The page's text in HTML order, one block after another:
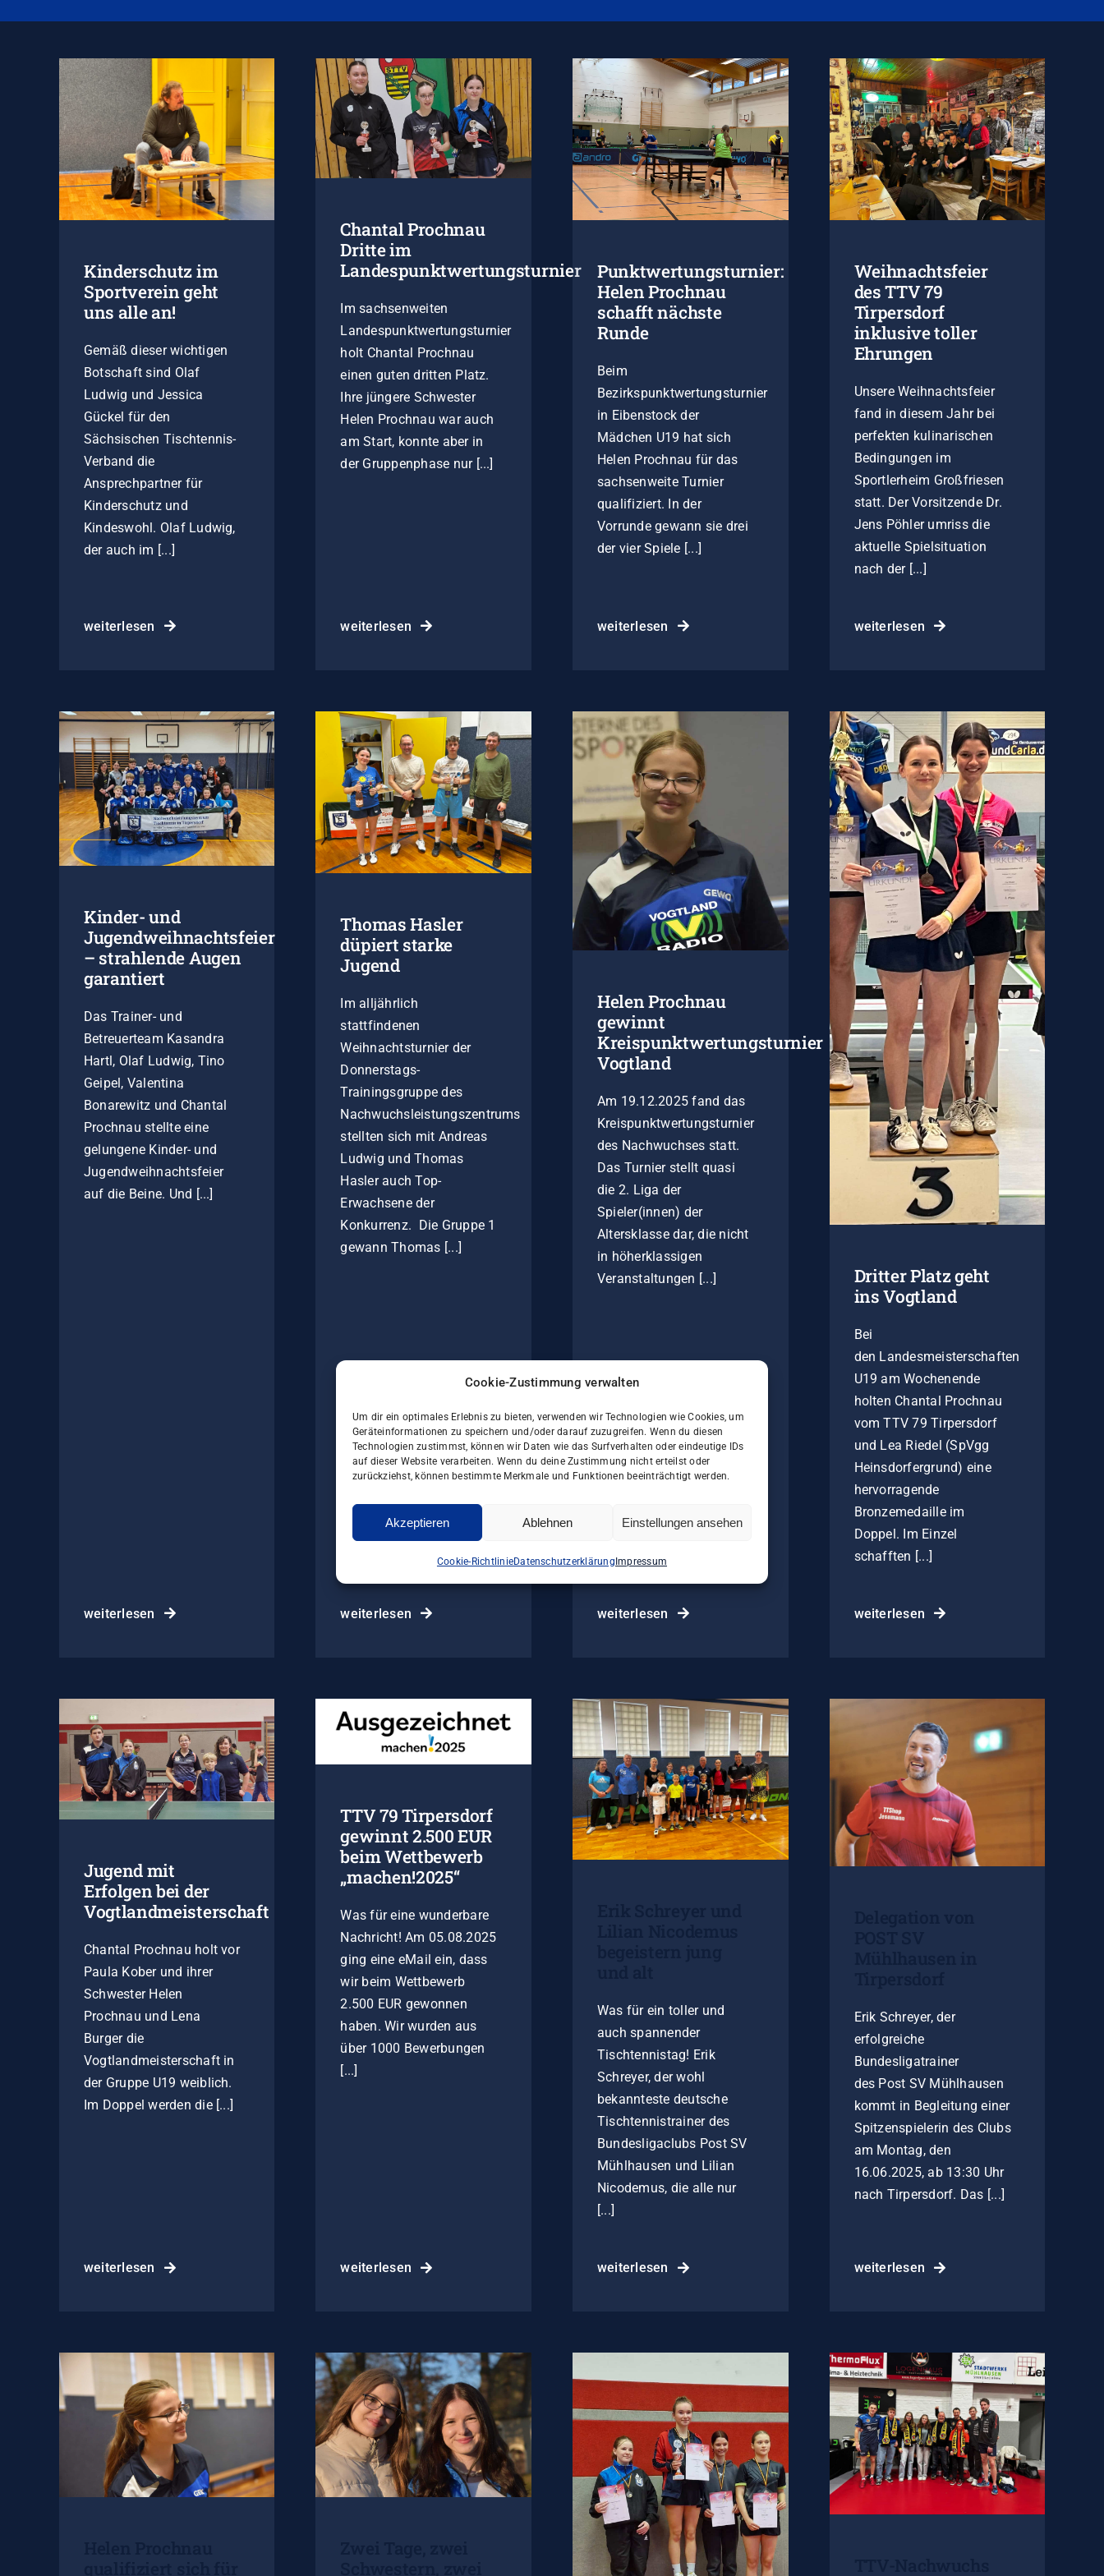
Cookie-Zustimmung verwalten
Um dir ein optimales Erlebnis zu bieten, verwenden wir Technologien wie Cookies, um
Geräteinformationen zu speichern und/oder darauf zuzugreifen. Wenn du diesen
Technologien zustimmst, können wir Daten wie das Surfverhalten oder eindeutige IDs
auf dieser Website verarbeiten. Wenn du deine Zustimmung nicht erteilst oder
zurückziehst, können bestimmte Merkmale und Funktionen beeinträchtigt werden.
Akzeptieren Ablehnen Einstellungen ansehen
Cookie-RichtlinieDatenschutzerklärung Impressum
Kinderschutz im
Sportverein geht
uns alle an!
Gemäß dieser wichtigen
Botschaft sind Olaf
Ludwig und Jessica
Gückel für den
Sächsischen Tischtennis-
Verband die
Ansprechpartner für
Kinderschutz und
Kindeswohl. Olaf Ludwig,
der auch im [...]
weiterlesen
Chantal Prochnau
Dritte im
Landespunktwertungsturnier
Im sachsenweiten
Landespunktwertungsturnier
holt Chantal Prochnau
einen guten dritten Platz.
Ihre jüngere Schwester
Helen Prochnau war auch
am Start, konnte aber in
der Gruppenphase nur [...]
weiterlesen
Punktwertungsturnier:
Helen Prochnau
schafft nächste
Runde
Beim
Bezirkspunktwertungsturnier
in Eibenstock der
Mädchen U19 hat sich
Helen Prochnau für das
sachsenweite Turnier
qualifiziert. In der
Vorrunde gewann sie drei
der vier Spiele [...]
weiterlesen
Weihnachtsfeier
des TTV 79
Tirpersdorf
inklusive toller
Ehrungen
Unsere Weihnachtsfeier
fand in diesem Jahr bei
perfekten kulinarischen
Bedingungen im
Sportlerheim Großfriesen
statt. Der Vorsitzende Dr.
Jens Pöhler umriss die
aktuelle Spielsituation
nach der [...]
weiterlesen
Kinder- und
Jugendweihnachtsfeier
– strahlende Augen
garantiert
Das Trainer- und
Betreuerteam Kasandra
Hartl, Olaf Ludwig, Tino
Geipel, Valentina
Bonarewitz und Chantal
Prochnau stellte eine
gelungene Kinder- und
Jugendweihnachtsfeier
auf die Beine. Und [...]
weiterlesen
Thomas Hasler
düpiert starke
Jugend
Im alljährlich
stattfindenen
Weihnachtsturnier der
Donnerstags-
Trainingsgruppe des
Nachwuchsleistungszentrums
stellten sich mit Andreas
Ludwig und Thomas
Hasler auch Top-
Erwachsene der
Konkurrenz. Die Gruppe 1
gewann Thomas [...]
weiterlesen
Helen Prochnau
gewinnt
Kreispunktwertungsturnier
Vogtland
Am 19.12.2025 fand das
Kreispunktwertungsturnier
des Nachwuchses statt.
Das Turnier stellt quasi
die 2. Liga der
Spieler(innen) der
Altersklasse dar, die nicht
in höherklassigen
Veranstaltungen [...]
weiterlesen
Dritter Platz geht
ins Vogtland
Bei
den Landesmeisterschaften
U19 am Wochenende
holten Chantal Prochnau
vom TTV 79 Tirpersdorf
und Lea Riedel (SpVgg
Heinsdorfergrund) eine
hervorragende
Bronzemedaille im
Doppel. Im Einzel
schafften [...]
weiterlesen
Jugend mit
Erfolgen bei der
Vogtlandmeisterschaft
Chantal Prochnau holt vor
Paula Kober und ihrer
Schwester Helen
Prochnau und Lena
Burger die
Vogtlandmeisterschaft in
der Gruppe U19 weiblich.
Im Doppel werden die [...]
weiterlesen
TTV 79 Tirpersdorf
gewinnt 2.500 EUR
beim Wettbewerb
„machen!2025“
Was für eine wunderbare
Nachricht! Am 05.08.2025
ging eine eMail ein, dass
wir beim Wettbewerb
2.500 EUR gewonnen
haben. Wir wurden aus
über 1000 Bewerbungen
[...]
weiterlesen
Was für ein toller und
auch spannender
Tischtennistag! Erik
Schreyer, der wohl
bekannteste deutsche
Tischtennistrainer des
Bundesligaclubs Post SV
Mühlhausen und Lilian
Nicodemus, die alle nur
[...]
weiterlesen
Erik Schreyer, der
erfolgreiche
Bundesligatrainer
des Post SV Mühlhausen
kommt in Begleitung einer
Spitzenspielerin des Clubs
am Montag, den
16.06.2025, ab 13:30 Uhr
nach Tirpersdorf. Das [...]
weiterlesen